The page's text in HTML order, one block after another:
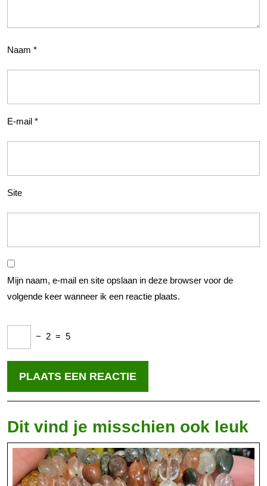
Naam *
E-mail *
Site
Mijn naam, e-mail en site opslaan in deze browser voor de
volgende keer wanneer ik een reactie plaats.
− 2 = 5
Dit vind je misschien ook leuk